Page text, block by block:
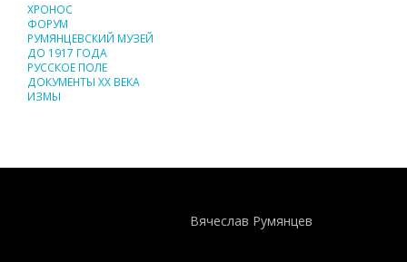
ХРОНОС
ФОРУМ
РУМЯНЦЕВСКИЙ МУЗЕЙ
ДО 1917 ГОДА
РУССКОЕ ПОЛЕ
ДОКУМЕНТЫ XX ВЕКА
ИЗМЫ
Вячеслав Румянцев